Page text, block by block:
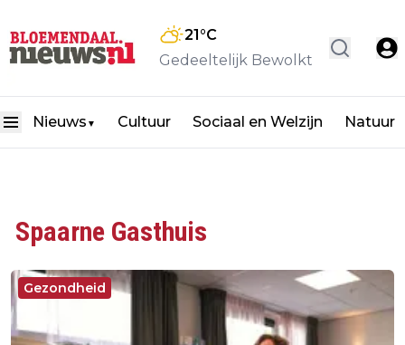
21°C
Gedeeltelijk Bewolkt
Nieuws ▼ Cultuur Sociaal en Welzijn Natuur
Spaarne Gasthuis
Gezondheid